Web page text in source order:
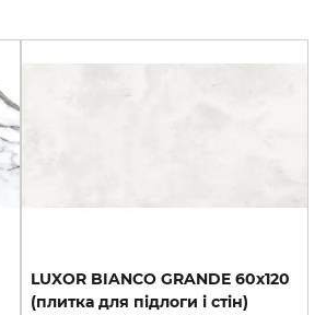
LUXOR BIANCO GRANDE 60х120
(плитка для підлоги і стін)